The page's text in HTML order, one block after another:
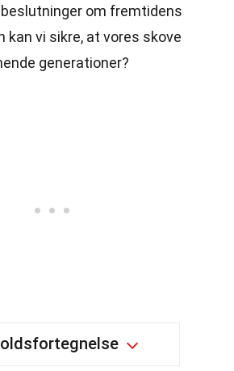
om fremtidens
kan vi sikre, at vores skove
generationer?